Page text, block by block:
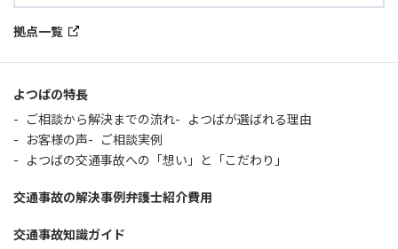
拠点一覧
よつばの特長
ご相談から解決までの流れ
よつばが選ばれる理由
お客様の声
ご相談実例
よつばの交通事故への「想い」と「こだわり」
交通事故の解決事例弁護士紹介費用
交通事故知識ガイド